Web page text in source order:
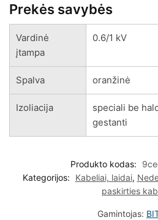
Prekės savybės
Vardinė
įtampa
0.6/1 kV
Spalva oranžinė
Izoliacija
speciali be
gestanti
Produkto kodas:
Kategorijos:
Kabeliai, laidai,
paskirties
Gamintojas: